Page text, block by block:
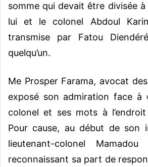
somme qui devait être divisée
lui et le colonel Abdoul
transmise par Fatou
quelqu’un.
Me Prosper Farama, avocat
exposé son admiration face à
colonel et ses mots à
Pour cause, au début de son
lieutenant-colonel
reconnaissant sa part de